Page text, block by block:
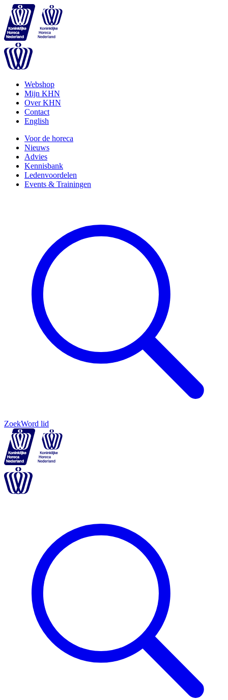
Webshop
Mijn KHN
Over KHN
Contact
English
Voor de horeca
Nieuws
Advies
Kennisbank
Ledenvoordelen
Events & Trainingen
ZoekWord lid